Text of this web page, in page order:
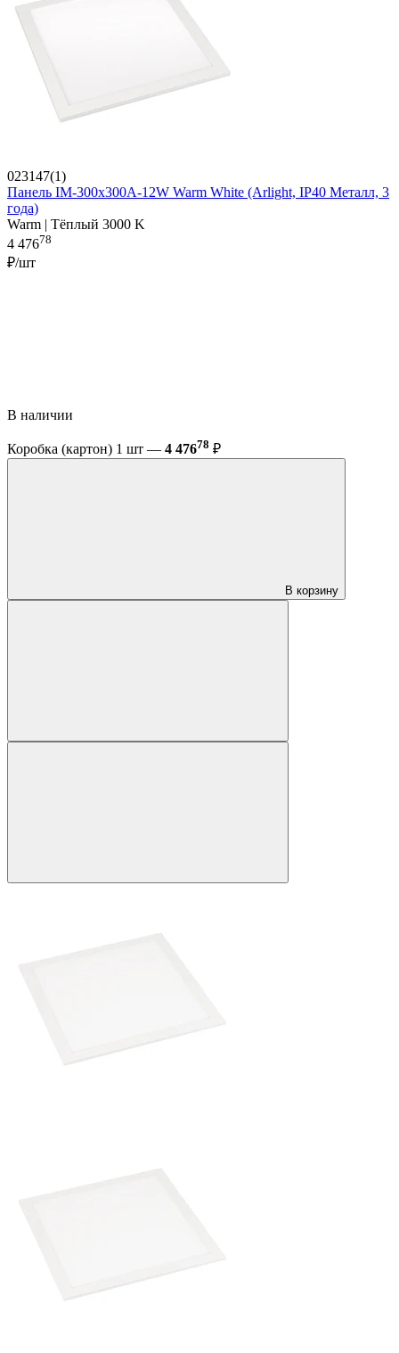
023147(1)
Панель IM-300x300A-12W Warm White (Arlight, IP40 Металл, 3
года)
Warm | Тёплый 3000 K
4 47678
₽/шт
В наличии
Коробка (картон) 1 шт — 4 47678 ₽
В корзину